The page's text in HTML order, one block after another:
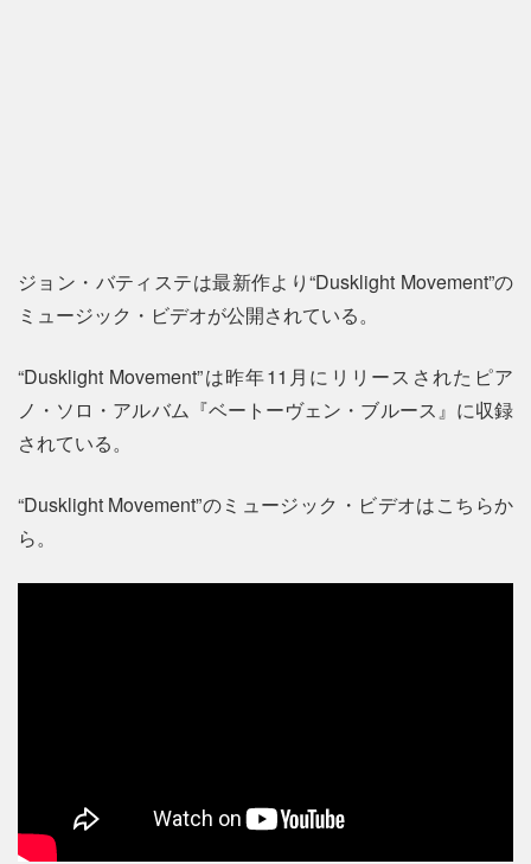
ジョン・バティステは最新作より“Dusklight Movement”の
ミュージック・ビデオが公開されている。
“Dusklight Movement”は昨年11月にリリースされたピア
ノ・ソロ・アルバム『ベートーヴェン・ブルース』に収録
されている。
“Dusklight Movement”のミュージック・ビデオはこちらか
ら。